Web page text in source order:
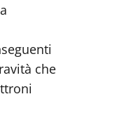
che